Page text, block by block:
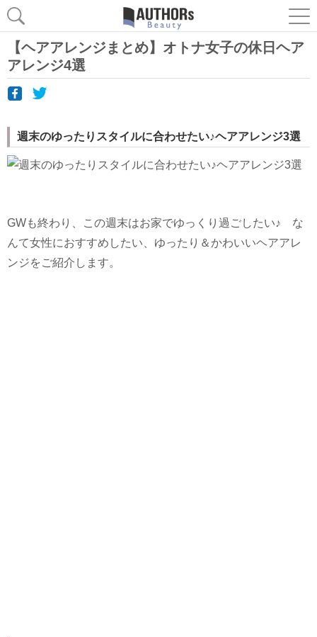
【ヘアアレンジまとめ】オトナ女子の休日ヘア
アレンジ4選
週末のゆったりスタイルに合わせたい♪ヘアアレンジ3選
GWも終わり、この週末はお家でゆっくり過ごしたい♪ な
んて女性におすすめしたい、ゆったり＆かわいいヘアアレ
ンジをご紹介します。